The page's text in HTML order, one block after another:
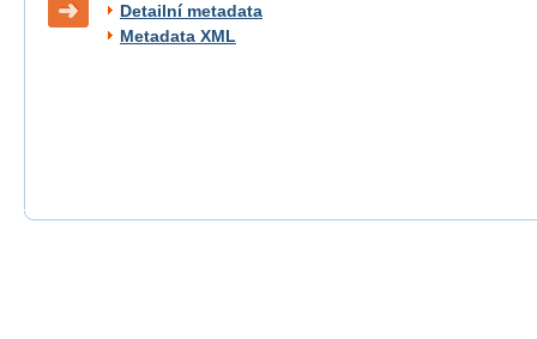
Detailní metadata
Metadata XML